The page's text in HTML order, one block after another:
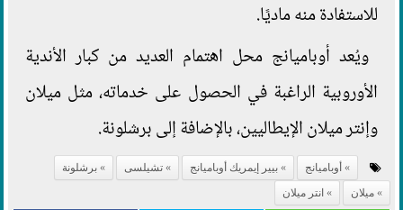
للاستفادة منه ماديًا.
ويُعد أوباميانج محل اهتمام العديد من كبار الأندية
الأوروبية الراغبة في الحصول على خدماته، مثل ميلان
وإنتر ميلان الإيطاليين، بالإضافة إلى برشلونة.
أوباميانج بيير إيمريك أوباميانج تشيلسى
برشلونة
ميلان
انتر ميلان